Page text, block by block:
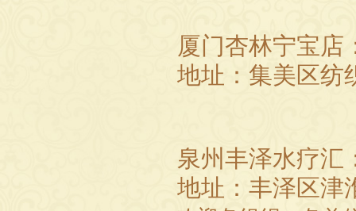
厦门杏林宁宝店
地址：集美区纺
泉州丰泽水疗汇
地址：丰泽区津